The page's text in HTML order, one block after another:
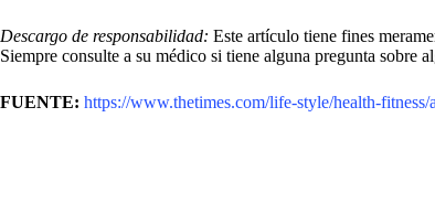
Descargo de responsabilidad: Este artículo tiene fines
Siempre consulte a su médico si tiene alguna pregunta sobre
FUENTE: https://www.thetimes.com/life-style/health-